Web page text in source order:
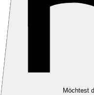
Möchtest